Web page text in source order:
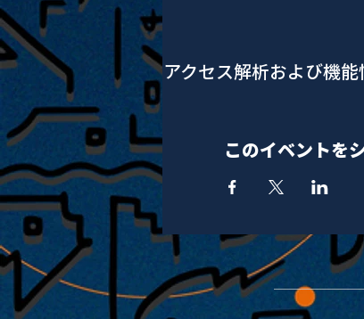
アクセス解析および機
このイベントを